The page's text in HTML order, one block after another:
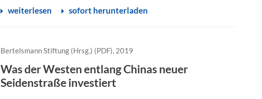
weiterlesen sofort herunterladen
Bertelsmann Stiftung (Hrsg.) (PDF), 2019
Was der Westen entlang Chinas neuer
Seidenstraße investiert